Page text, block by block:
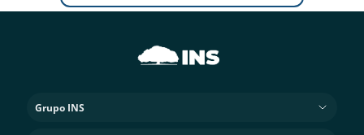
Grupo INS